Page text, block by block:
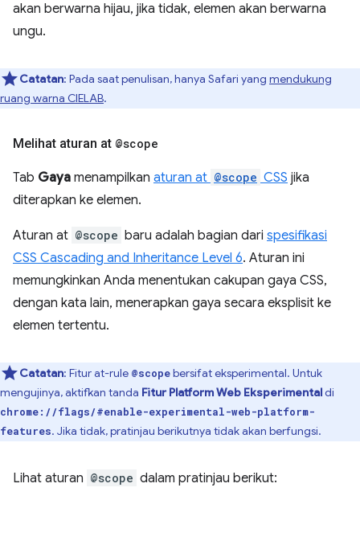
akan berwarna hijau, jika tidak, elemen akan berwarna
ungu.
Catatan: Pada saat penulisan, hanya Safari yang mendukung
ruang warna CIELAB.
Melihat aturan at @scope
Tab Gaya menampilkan aturan at @scope CSS jika
diterapkan ke elemen.
Aturan at @scope baru adalah bagian dari spesifikasi
CSS Cascading and Inheritance Level 6. Aturan ini
memungkinkan Anda menentukan cakupan gaya CSS,
dengan kata lain, menerapkan gaya secara eksplisit ke
elemen tertentu.
Catatan: Fitur at-rule @scopebersifat eksperimental. Untuk
mengujinya, aktifkan tanda Fitur Platform Web Eksperimentaldi
chrome://flags/#enable-experimental-web-platform-
features. Jika tidak, pratinjau berikutnya tidak akan berfungsi.
Lihat aturan @scope dalam pratinjau berikut: